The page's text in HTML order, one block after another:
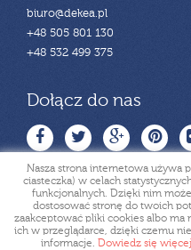
biuro@dekea.pl
+48 505 801 130
+48 532 499 375
Dołącz do nas
Copyright
Nasza strona internetowa używa
ciasteczka) w celach
funkcjonalnych. Dzięki nim
dostosować stronę do twoich
zaakceptować pliki cookies albo ma
ich w przeglądarce, dzięki czemu
informacje. Dowiedz się